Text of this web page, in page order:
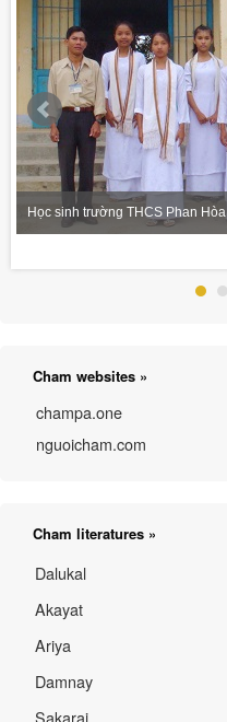
Học sinh trường THCS Phan Hòa
Cham websites »
champa.one
nguoicham.com
Cham literatures »
Dalukal
Akayat
Ariya
Damnay
Sakarai